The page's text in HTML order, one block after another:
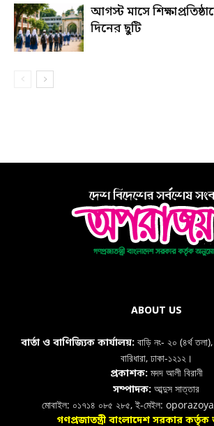
আগস্ট মাসে
দিনের ছুটি
ABOUT US
বার্তা ও বাণিজ্যিক কার্যালয়: বাড়ি নং- ২০ (৪র্থ
বারিধারা, ঢাকা-১২১২।
প্রকাশক:মদদ আলী বিরানী
সম্পাদক: আব্দুস সাত্তার
মোবাইল: ০১৭১৪ ০৮৫ ২৮৫, ই-মেইল:
গণপ্রজাতন্ত্রী বাংলাদেশ সরকার